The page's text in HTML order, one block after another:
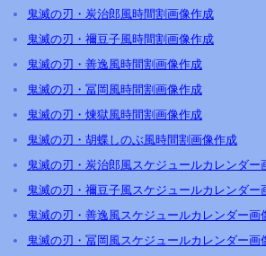
鬼滅の刃・炭治郎風時間割画像作成
鬼滅の刃・禰豆子風時間割画像作成
鬼滅の刃・善逸風時間割画像作成
鬼滅の刃・冨岡風時間割画像作成
鬼滅の刃・煉獄風時間割画像作成
鬼滅の刃・胡蝶しのぶ風時間割画像作成
鬼滅の刃・炭治郎風スケジュールカレンダー
鬼滅の刃・禰豆子風スケジュールカレンダー
鬼滅の刃・善逸風スケジュールカレンダー画
鬼滅の刃・冨岡風スケジュールカレンダー画